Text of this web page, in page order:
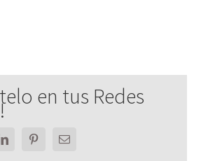
en tus Redes
LinkedInPinterestEmail